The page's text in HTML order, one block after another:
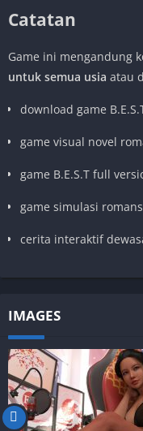
Catatan
Game ini mengandung
untuk semua usia atau
download game
game visual novel
game B.E.S.T full
game simulasi
cerita interaktif
IMAGES